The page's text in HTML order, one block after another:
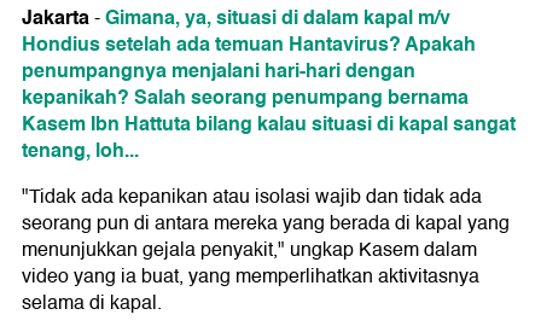
Jakarta-Gimana, ya, situasi di dalam kapal m/v
Hondius setelah ada temuan Hantavirus? Apakah
penumpangnya menjalani hari-hari dengan
kepanikah? Salah seorang penumpang bernama
Kasem Ibn Hattuta bilang kalau situasi di kapal sangat
tenang, loh...
"Tidak ada kepanikan atau isolasi wajib dan tidak ada
seorang pun di antara mereka yang berada di kapal yang
menunjukkan gejala penyakit," ungkap Kasem dalam
video yang ia buat, yang memperlihatkan aktivitasnya
selama di kapal.